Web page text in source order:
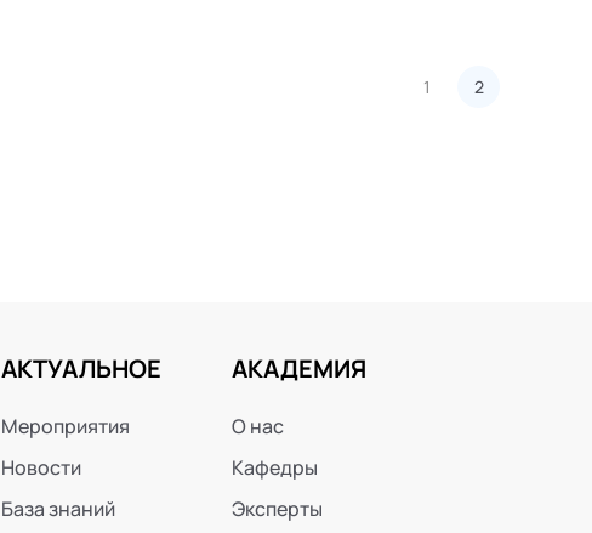
1 2
АКТУАЛЬНОЕ
Мероприятия
Новости
База знаний
АКАДЕМИЯ
О нас
Кафедры
Эксперты